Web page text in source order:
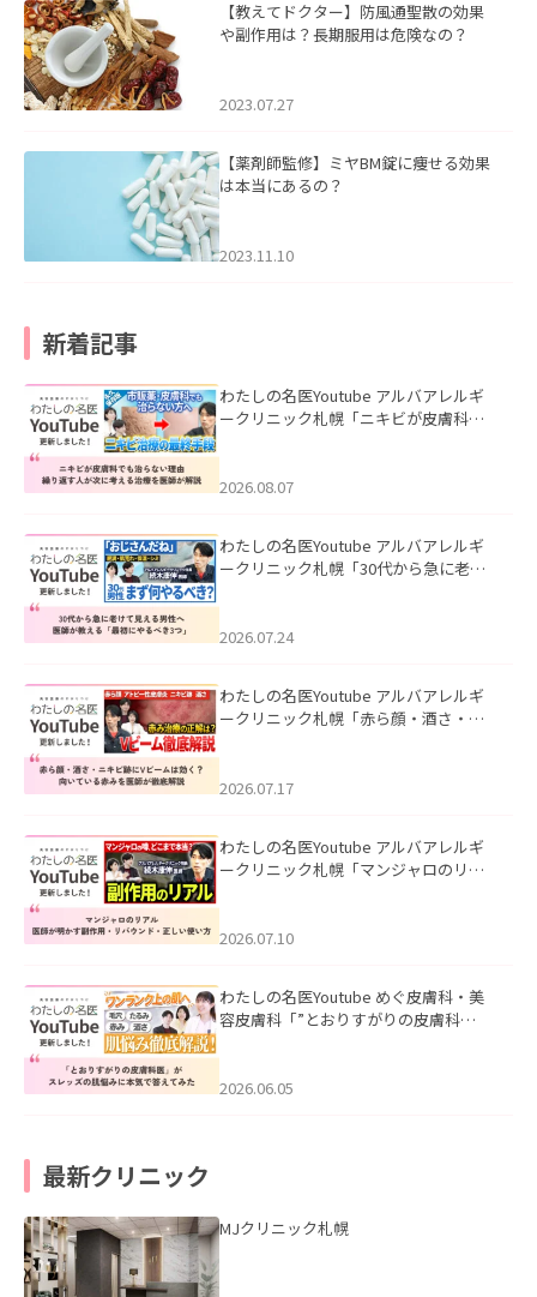
【教えてドクター】防風通聖散の効果
や副作用は？長期服用は危険なの？
2023.07.27
【薬剤師監修】ミヤBM錠に痩せる効果
は本当にあるの？
2023.11.10
新着記事
わたしの名医Youtube アルバアレルギ
ークリニック札幌「ニキビが皮膚科で
ました。
2026.08.07
わたしの名医Youtube アルバアレルギ
ークリニック札幌「30代から急に老け
た。
2026.07.24
わたしの名医Youtube アルバアレルギ
ークリニック札幌「赤ら顔・酒さ・ニ
した。
2026.07.17
わたしの名医Youtube アルバアレルギ
ークリニック札幌「マンジャロのリア
た。
2026.07.10
わたしの名医Youtube めぐ皮膚科・美
容皮膚科「”とおりすがりの皮膚科
2026.06.05
最新クリニック
MJクリニック札幌